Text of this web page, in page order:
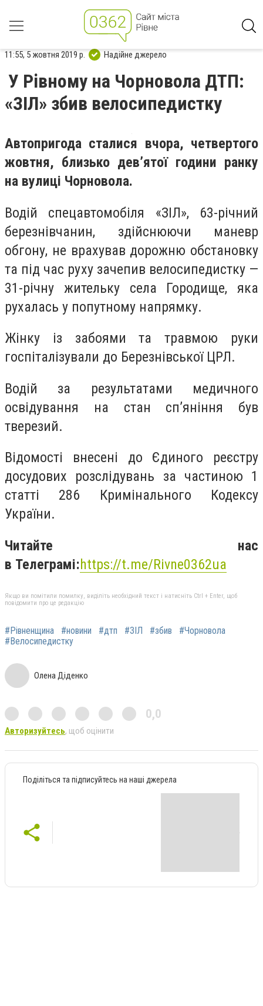
11:55, 5 жовтня 2019 р. Надійне джерело
У Рівному на Чорновола ДТП:
«ЗІЛ» збив велосипедистку
Автопригода сталися вчора, четвертого
жовтня, близько дев’ятої години ранку
на вулиці Чорновола.
Водій спецавтомобіля «ЗІЛ», 63-річний
березнівчанин, здійснюючи маневр
обгону, не врахував дорожню обстановку
та під час руху зачепив велосипедистку —
31-річну жительку села Городище, яка
рухалась у попутному напрямку.
Жінку із забоями та травмою руки
госпіталізували до Березнівської ЦРЛ.
Водій за результатами медичного
освідування на стан сп’яніння був
тверезий.
Відомості внесені до Єдиного реєстру
досудових розслідувань за частиною 1
статті 286 Кримінального Кодексу
України.
Читайте нас
в Телеграмі:https://t.me/Rivne0362ua
Якщо ви помітили помилку, виділіть необхідний текст і натисніть Ctrl + Enter, щоб
повідомити про це редакцію
#Рівненщина #новини #дтп #ЗІЛ #збив
#Чорновола
#Велосипедистку
Олена Діденко
0,0
Авторизуйтесь, щоб оцінити
Поділіться та підписуйтесь на наші джерела